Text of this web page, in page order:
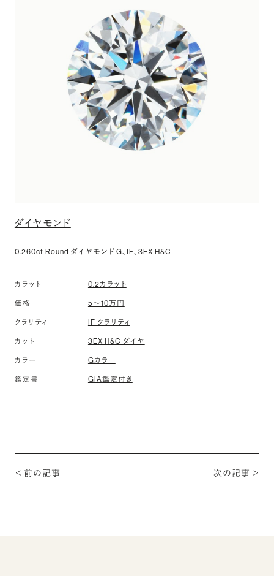
ダイヤモンド
0.260ct Round ダイヤモンド G、IF、3EX H&C
カラット 0.2カラット
価格 5〜10万円
クラリティ IF クラリティ
カット 3EX H&C ダイヤ
カラー Gカラー
鑑定書 GIA鑑定付き
＜ 前の記事 次の記事 ＞